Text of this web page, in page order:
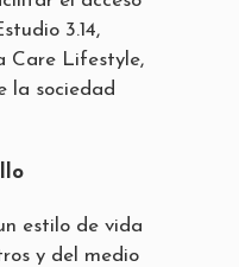
3.14,
Care Lifestyle,
la sociedad
estilo de vida
y del medio